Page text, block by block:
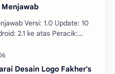
Update: 10
Desain Logo Fakher's